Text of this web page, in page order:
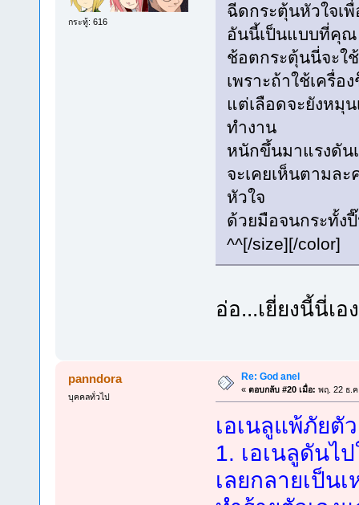
กระทู้: 616
ฉีดกระตุ้นหัวใจเ
อันนี้เป็นแบบที่คุณ
ช้อตกระตุ้นนี่จะใ
เพราะถ้าใช้เครื่
แต่เลือดจะยังหมุ
ทำงาน
หนักขึ้นมาแรงดัน
จะเคยเห็นตามล
หัวใจ
ด้วยมือจนกระทั้ง
^^[/size][/color]
อ่อ...เยี่ยงนี้นี่เ
panndora
บุคคลทั่วไป
Re: God anel
« ตอบกลับ #20 เมื่อ: พฤ. 22 ธ.ค
เอเนลูแพ้ภัยตั
1. เอเนลูดันไ
เลยกลายเป็น